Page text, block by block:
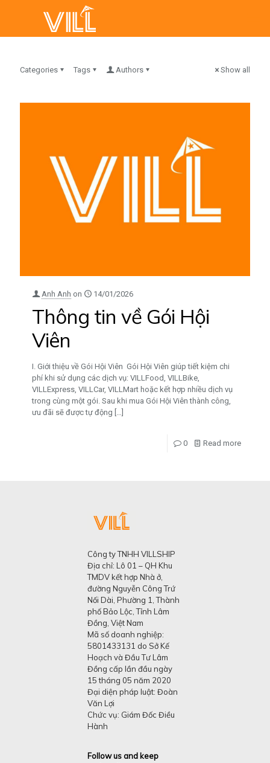
Categories Tags Authors Show all
Anh Anh on 14/01/2026
Thông tin về Gói Hội
Viên
I. Giới thiệu về Gói Hội Viên Gói Hội Viên giúp tiết kiệm chi
phí khi sử dụng các dịch vụ: VILLFood, VILLBike,
VILLExpress, VILLCar, VILLMart hoặc kết hợp nhiều dịch vụ
trong cùng một gói. Sau khi mua Gói Hội Viên thành công,
ưu đãi sẽ được tự động
0 Read more
Công ty TNHH VILLSHIP
Địa chỉ: Lô 01 – QH Khu
TMDV kết hợp Nhà ở,
đường Nguyễn Công Trứ
Nối Dài, Phường 1, Thành
phố Bảo Lộc, Tỉnh Lâm
Đồng, Việt Nam
Mã số doanh nghiệp:
5801433131 do Sở Kế
Hoạch và Đầu Tư Lâm
Đồng cấp lần đầu ngày
15 tháng 05 năm 2020
Đại diện pháp luật: Đoàn
Văn Lợi
Chức vụ: Giám Đốc Điều
Hành
Follow us and keep